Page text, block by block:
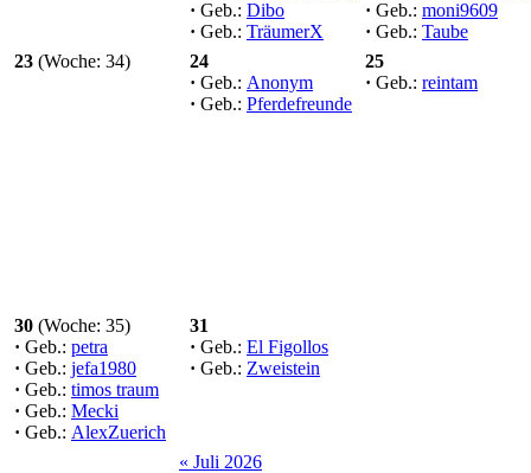
· Geb.: Dibo
· Geb.: TräumerX
· Geb.: moni9609
· Geb.: Taube
23 (Woche: 34)
24
· Geb.: Anonym
· Geb.: Pferdefreunde
25
· Geb.: reintam
30 (Woche: 35)
· Geb.: petra
· Geb.: jefa1980
· Geb.: timos traum
· Geb.: Mecki
· Geb.: AlexZuerich
31
· Geb.: El Figollos
· Geb.: Zweistein
« Juli 2026